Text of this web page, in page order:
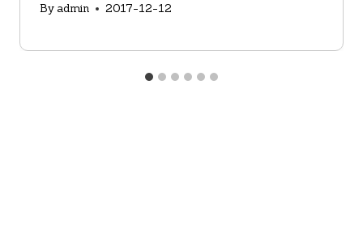
By admin 2017-12-12